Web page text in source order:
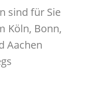
sind für Sie
Köln, Bonn,
Aachen